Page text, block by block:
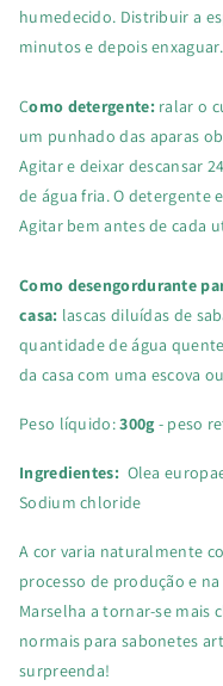
humedecido. Distribuir a
minutos e depois enxaguar.
Como detergente: ralar o
um punhado das aparas
Agitar e deixar descansar
de água fria. O detergente
Agitar bem antes de cada
Como desengordurante
casa: lascas diluídas de
quantidade de água
da casa com uma escova
Peso líquido:300g - peso
Ingredientes: Olea
Sodium chloride
A cor varia naturalmente
processo de produção e
Marselha a tornar-se mais
normais para sabonetes
surpreenda!